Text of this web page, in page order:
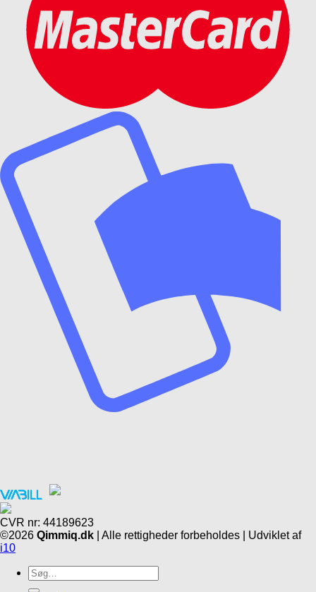
CVR nr: 44189623
©2026 Qimmiq.dk | Alle rettigheder forbeholdes | Udviklet af
i10
Søg
efter: